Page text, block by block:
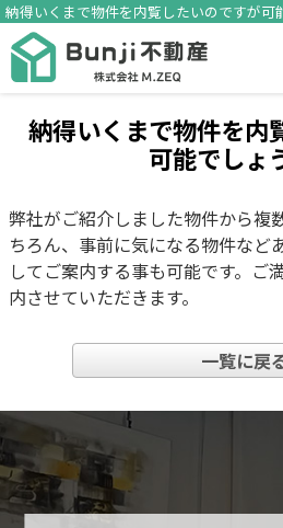
納得いくまで物件を内覧したいのですが可
納得いくまで物件を内
可能でしょ
弊社がご紹介しました物件から複
ちろん、事前に気になる物件など
してご案内する事も可能です。ご
内させていただきます。
一覧に戻